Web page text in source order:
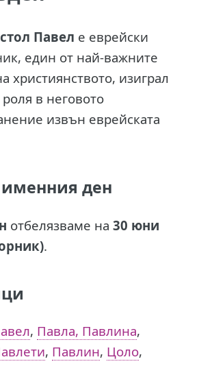
Павел е еврейски
един от най-важните
християнството, изиграл
в неговото
извън еврейската
ден
отбелязваме на30 юни
.
, Павла, Павлина,
, Павлин, Цоло,